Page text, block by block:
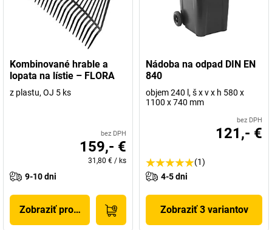
Kombinované hrable a
lopata na lístie – FLORA
z plastu, OJ 5 ks
bez DPH
159,- €
31,80 € / ks
9-10 dni
Zobraziť produkt
Nádoba na odpad DIN EN
840
objem 240 l, š x v x h 580 x
1100 x 740 mm
bez DPH
121,- €
(1)
4-5 dni
Zobraziť 3 variantov